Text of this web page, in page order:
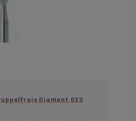
Diamant 023